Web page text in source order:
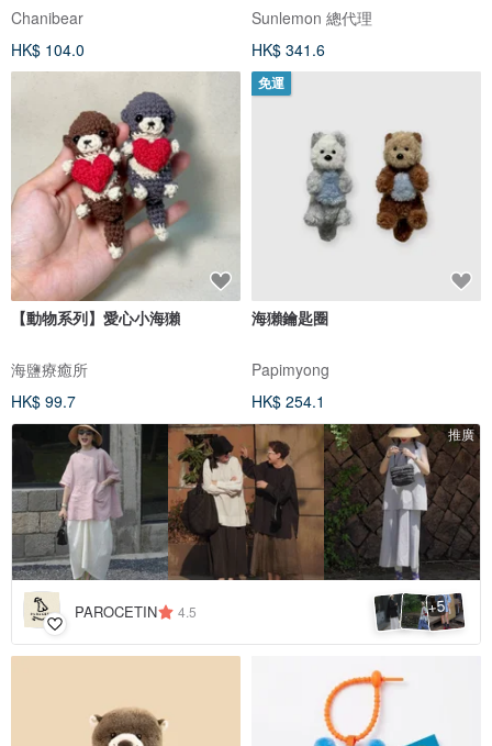
Chanibear
HK$ 104.0
Sunlemon 總代理
HK$ 341.6
【動物系列】愛心小海獺
海鹽療癒所
HK$ 99.7
免運
海獺鑰匙圈
Papimyong
HK$ 254.1
推廣
PAROCETIN 4.5 +5